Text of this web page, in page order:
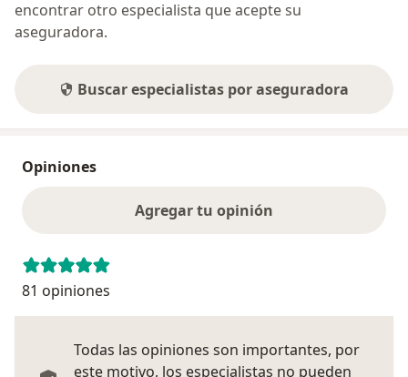
encontrar otro especialista que acepte su
aseguradora.
Buscar especialistas por aseguradora
Opiniones
Agregar tu opinión
81 opiniones
Todas las opiniones son importantes, por
este motivo, los especialistas no pueden